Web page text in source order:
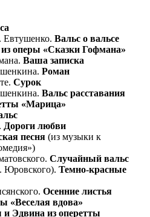
Евтушенко. Вальс о вальсе
оперы «Сказки Гофмана»
Ваша записка
Роман
Сурок
Вальс расставания
«Марица»
Дороги любви
песня (из музыки к
Случайный вальс
Юровского). Темно-красные
Осенние листья
«Веселая вдова»
Эдвина из оперетты